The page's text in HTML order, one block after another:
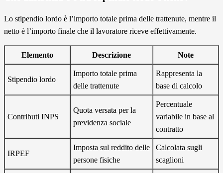
Lo stipendio lordo è l’importo totale prima delle trattenute, mentre il
netto è l’importo finale che il lavoratore riceve effettivamente.
Elemento Descrizione Note
Stipendio lordo
Importo totale prima
delle trattenute
Rappresenta la
base di calcolo
Contributi INPS
Quota versata per la
previdenza sociale
Percentuale
variabile in base al
contratto
IRPEF
Imposta sul reddito delle
persone fisiche
Calcolata sugli
scaglioni